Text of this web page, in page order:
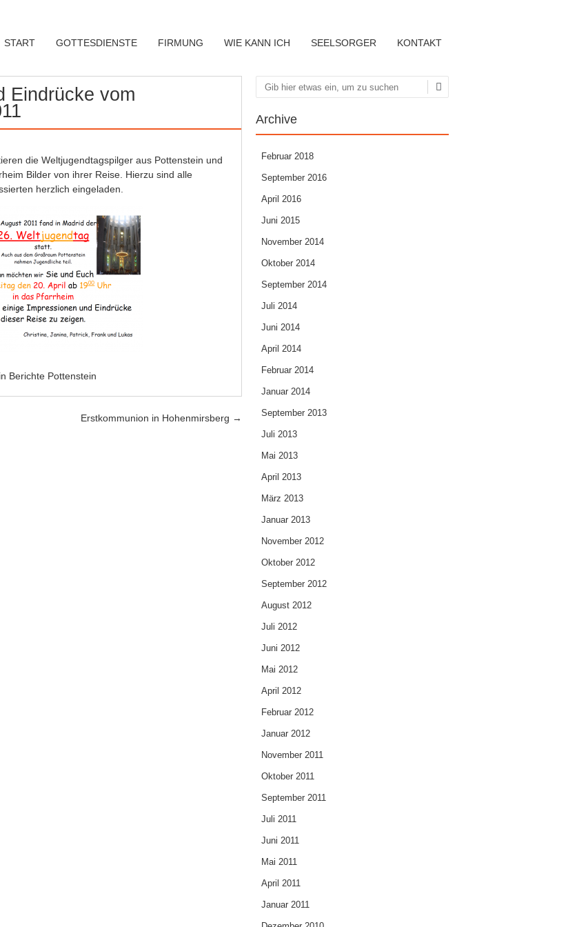
START GOTTESDIENSTE FIRMUNG WIE KANN ICH SEELSORGER KONTAKT
Eindrücke vom
die Weltjugendtagspilger aus Pottenstein und
Bilder von ihrer Reise. Hierzu sind alle
herzlich eingeladen.
Berichte Pottenstein
Erstkommunion in Hohenmirsberg →
Suchen
Archive
Februar 2018
September 2016
April 2016
Juni 2015
November 2014
Oktober 2014
September 2014
Juli 2014
Juni 2014
April 2014
Februar 2014
Januar 2014
September 2013
Juli 2013
Mai 2013
April 2013
März 2013
Januar 2013
November 2012
Oktober 2012
September 2012
August 2012
Juli 2012
Juni 2012
Mai 2012
April 2012
Februar 2012
Januar 2012
November 2011
Oktober 2011
September 2011
Juli 2011
Juni 2011
Mai 2011
April 2011
Januar 2011